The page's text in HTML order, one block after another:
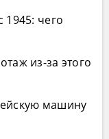
1945: чего
из-за этого
машину